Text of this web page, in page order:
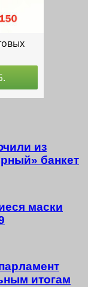
из
банкет
маски
итогам